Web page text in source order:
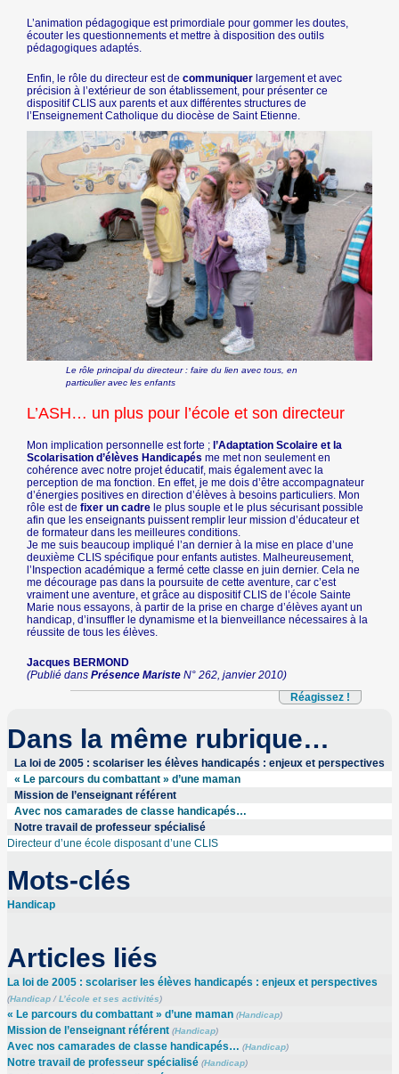
L’animation pédagogique est primordiale pour gommer les doutes,
écouter les questionnements et mettre à disposition des outils
pédagogiques adaptés.
Enfin, le rôle du directeur est decommuniquer largement et avec
précision à l’extérieur de son établissement, pour présenter ce
dispositif CLIS aux parents et aux différentes structures de
l’Enseignement Catholique du diocèse de Saint Etienne.
Le rôle principal du directeur : faire du lien avec tous, en
particulier avec les enfants
L’ASH… un plus pour l’école et son directeur
Mon implication personnelle est forte ; l’Adaptation Scolaire et la
Scolarisation d’élèves Handicapés me met non seulement en
cohérence avec notre projet éducatif, mais également avec la
perception de ma fonction. En effet, je me dois d’être accompagnateur
d’énergies positives en direction d’élèves à besoins particuliers. Mon
rôle est defixer un cadre le plus souple et le plus sécurisant possible
afin que les enseignants puissent remplir leur mission d’éducateur et
de formateur dans les meilleures conditions.
Je me suis beaucoup impliqué l’an dernier à la mise en place d’une
deuxième CLIS spécifique pour enfants autistes. Malheureusement,
l’Inspection académique a fermé cette classe en juin dernier. Cela ne
me décourage pas dans la poursuite de cette aventure, car c’est
vraiment une aventure, et grâce au dispositif CLIS de l’école Sainte
Marie nous essayons, à partir de la prise en charge d’élèves ayant un
handicap, d’insuffler le dynamisme et la bienveillance nécessaires à la
réussite de tous les élèves.
Jacques BERMOND
(Publié dansPrésence Mariste N° 262, janvier 2010)
Réagissez !
Dans la même rubrique…
La loi de 2005 : scolariser les élèves handicapés : enjeux et perspectives
« Le parcours du combattant » d’une maman
Mission de l’enseignant référent
Avec nos camarades de classe handicapés…
Notre travail de professeur spécialisé
Directeur d’une école disposant d’une CLIS
Mots-clés
Handicap
Articles liés
La loi de 2005 : scolariser les élèves handicapés : enjeux et perspectives
(Handicap/L’école et ses activités)
« Le parcours du combattant » d’une maman (Handicap)
Mission de l’enseignant référent (Handicap)
Avec nos camarades de classe handicapés… (Handicap)
Notre travail de professeur spécialisé (Handicap)